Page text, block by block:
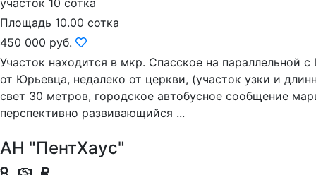
Площадь 10.00 сотка
450 000 руб.
Участок находится в мкр. Спасское на параллельной
от Юрьевца, недалеко от церкви, (участок узки и
свет 30 метров, городское автобусное сообщение
перспективно развивающийся ...
АН "ПентХаус"